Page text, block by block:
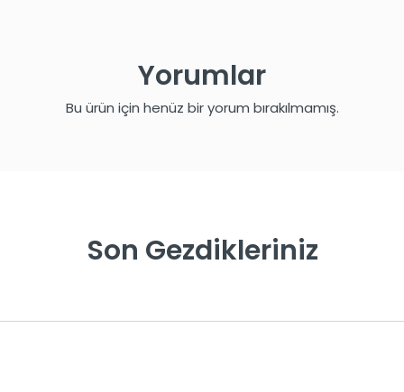
Yorumlar
Bu ürün için henüz bir yorum bırakılmamış.
Son Gezdikleriniz